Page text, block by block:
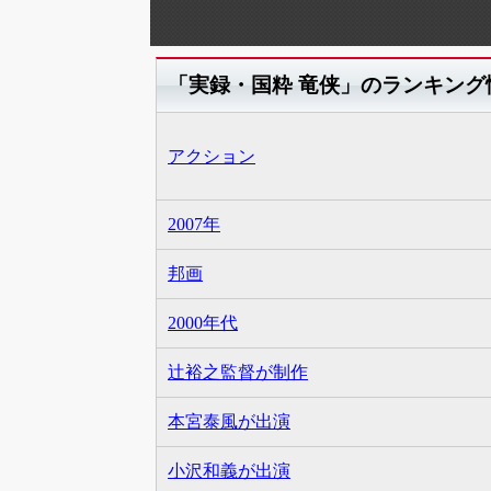
「実録・国粋 竜侠」のランキング
アクション
2007年
邦画
2000年代
辻裕之監督が制作
本宮泰風が出演
小沢和義が出演